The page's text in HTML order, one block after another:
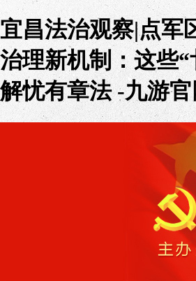
宜昌法治观察|点军
治理新机制：这些
解忧有章法 -九游